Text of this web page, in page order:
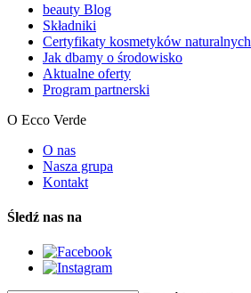
beauty Blog
Składniki
Certyfikaty kosmetyków naturalnych
Jak dbamy o środowisko
Aktualne oferty
Program partnerski
O Ecco Verde
O nas
Nasza grupa
Kontakt
Śledź nas na